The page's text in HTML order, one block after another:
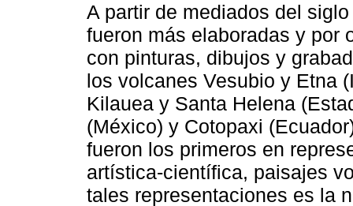
A partir de mediados del
fueron más elaboradas y por
con pinturas, dibujos y
los volcanes Vesubio y Etna
Kilauea y Santa Helena
(México) y Cotopaxi
fueron los primeros en
artística-científica, paisajes
tales representaciones es la